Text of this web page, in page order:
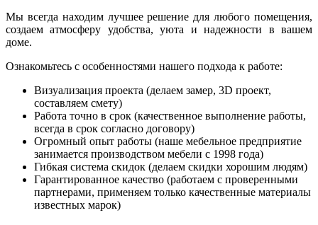
Мы всегда находим лучшее решение для любого помещения,
создаем атмосферу удобства, уюта и надежности в вашем
доме.
Ознакомьтесь с особенностями нашего подхода к работе:
Визуализация проекта (делаем замер, 3D проект,
составляем смету)
Работа точно в срок (качественное выполнение работы,
всегда в срок согласно договору)
Огромный опыт работы (наше мебельное предприятие
занимается производством мебели с 1998 года)
Гибкая система скидок (делаем скидки хорошим людям)
Гарантированное качество (работаем с проверенными
партнерами, применяем только качественные материалы
известных марок)